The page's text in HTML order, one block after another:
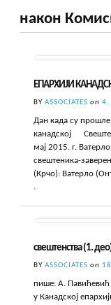
након
ЕПАРХИЈИ
BYASSOCIATES on 4.
Дан када су прошле
канадској
мај 2015. г.
свештеника-
(Крчо): Ватерло
›
свештенства (1.
BYASSOCIATES on
пише: А. Павићевић
у Канадској